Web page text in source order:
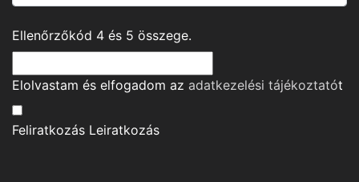
Ellenőrzőkód 4 és 5 összege.
Elolvastam és elfogadom az adatkezelési tájékoztatót
Feliratkozás Leiratkozás